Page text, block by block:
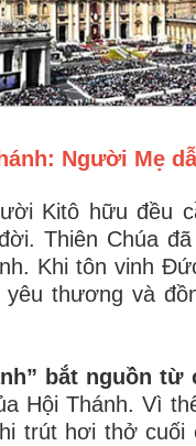
Người Mẹ
Kitô hữu đều
Thiên Chúa
Khi tôn vinh
thương và
bắt nguồn
Hội Thánh. Vì
trút hơi thở